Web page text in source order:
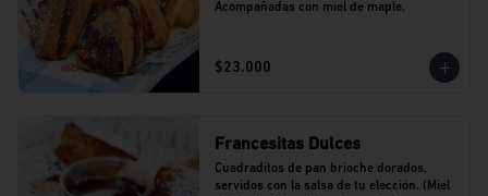
Acompañadas con miel de maple.
$23.000
Francesitas Dulces
Cuadraditos de pan brioche dorados,
servidos con la salsa de tu elección. (Miel